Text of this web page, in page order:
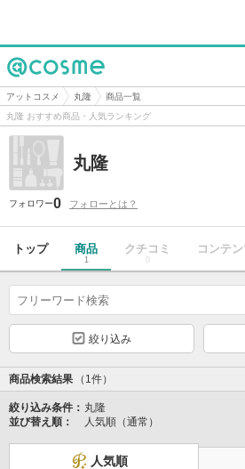
@cosme
アットコスメ 丸隆
商品一覧
丸隆 おすすめ商品・人気ランキング
丸隆
フォロワー0 フォローとは？
トップ 商品
1
クチコミ
0
コンテン
絞り込み
商品検索結果 （1件）
絞り込み条件： 丸隆
並び替え順：
人気順（通常）
人気順